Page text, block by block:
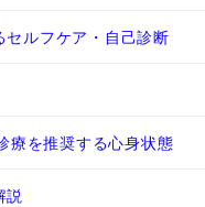
セルフケア・自己診断
療を推奨する心身状態
説